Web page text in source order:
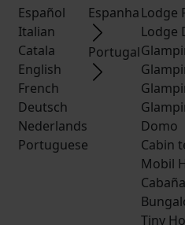
Español
Italian
Catala
English
French
Deutsch
Nederlands
Portuguese
Espanha
Portugal
Lodge
Lodge
Domo
Cabin
Mobil
Tiny